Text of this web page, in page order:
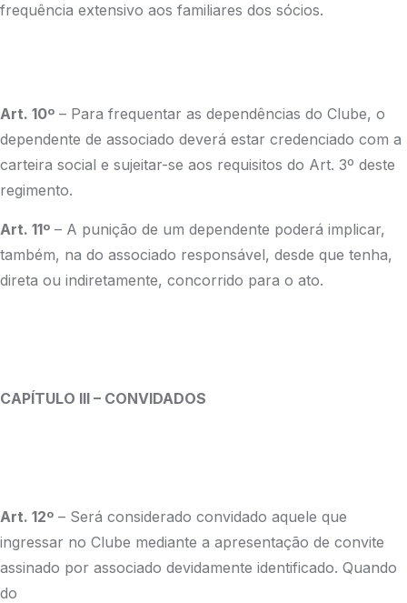
frequência extensivo aos familiares dos sócios.
Art. 10º – Para frequentar as dependências do Clube, o
dependente de associado deverá estar credenciado com a
carteira social e sujeitar-se aos requisitos do Art. 3º deste
regimento.
Art. 11º – A punição de um dependente poderá implicar,
também, na do associado responsável, desde que tenha,
direta ou indiretamente, concorrido para o ato.
CAPÍTULO III – CONVIDADOS
Art. 12º – Será considerado convidado aquele que
ingressar no Clube mediante a apresentação de convite
assinado por associado devidamente identificado. Quando
do